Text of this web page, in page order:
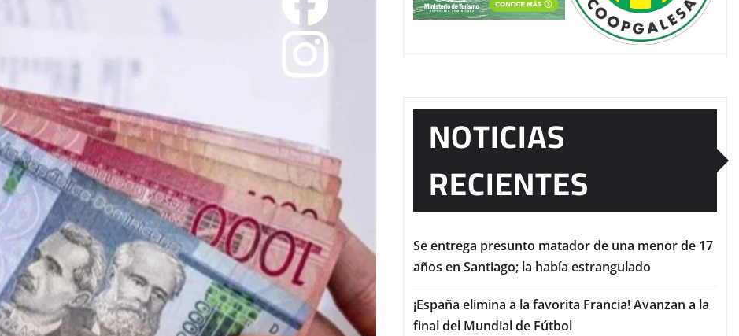
NOTICIAS
RECIENTES
Se entrega presunto matador de una menor de 17
años en Santiago; la había estrangulado
¡España elimina a la favorita Francia! Avanzan a la
final del Mundial de Fútbol